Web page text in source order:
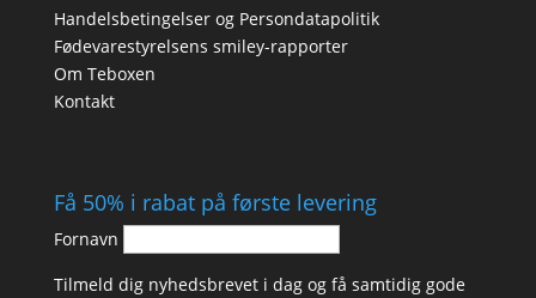
Handelsbetingelser og Persondatapolitik
Fødevarestyrelsens smiley-rapporter
Om Teboxen
Kontakt
Få 50% i rabat på første levering
Fornavn
Tilmeld dig nyhedsbrevet i dag og få samtidig gode